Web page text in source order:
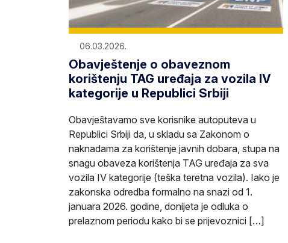
06.03.2026.
Obavještenje o obaveznom
korištenju TAG uređaja za vozila IV
kategorije u Republici Srbiji
Obavještavamo sve korisnike autoputeva u
Republici Srbiji da, u skladu sa Zakonom o
naknadama za korištenje javnih dobara, stupa na
snagu obaveza korištenja TAG uređaja za sva
vozila IV kategorije (teška teretna vozila). Iako je
zakonska odredba formalno na snazi od 1.
januara 2026. godine, donijeta je odluka o
prelaznom periodu kako bi se prijevoznici […]